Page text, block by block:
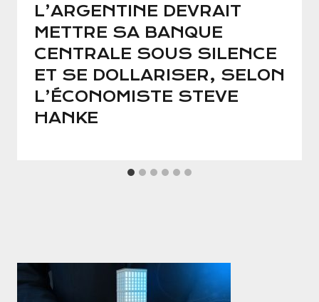
L’ARGENTINE DEVRAIT
METTRE SA BANQUE
CENTRALE SOUS SILENCE
ET SE DOLLARISER, SELON
L’ÉCONOMISTE STEVE
HANKE